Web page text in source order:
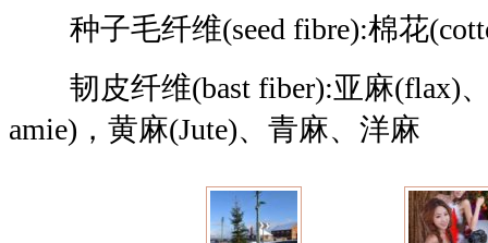
种子毛纤维(seed fibre):棉花
韧皮纤维(bast fiber):亚麻(flax)、
amie)，黄麻(Jute)、青麻、洋麻